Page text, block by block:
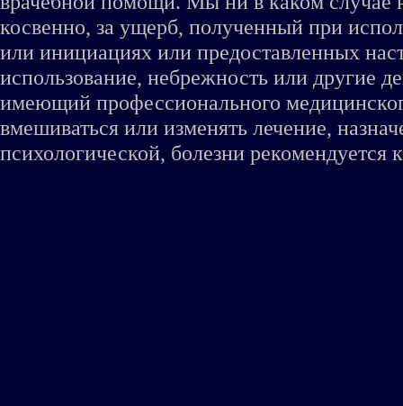
косвенно, за ущерб, полученный при
или инициациях или предоставленных
использование, небрежность или другие
имеющий профессионального
вмешиваться или изменять лечение,
психологической, болезни рекомендуется